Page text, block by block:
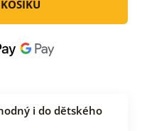
i do dětského